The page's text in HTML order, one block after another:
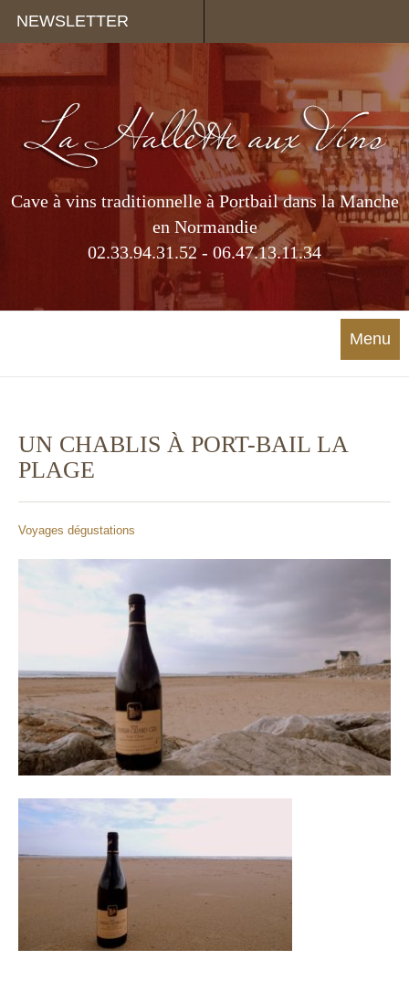
NEWSLETTER
Cave à vins traditionnelle à Portbail dans la Manche
en Normandie
02.33.94.31.52 - 06.47.13.11.34
Menu
UN CHABLIS À PORT-BAIL LA
PLAGE
Voyages dégustations
Panneau de gestion des cookies